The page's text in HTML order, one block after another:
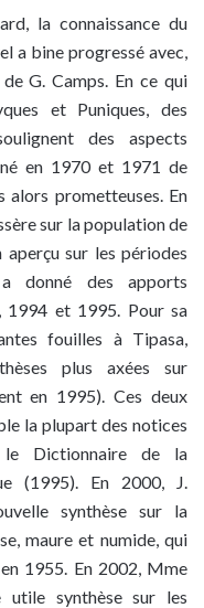
la connaissance du
a bine progressé avec,
G. Camps. En ce qui
et Puniques, des
des aspects
en 1970 et 1971 de
alors prometteuses. En
sur la population de
aperçu sur les périodes
donné des apports
1994 et 1995. Pour sa
fouilles à Tipasa,
plus axées sur
en 1995). Ces deux
la plupart des notices
le Dictionnaire de la
(1995). En 2000, J.
synthèse sur la
maure et numide, qui
1955. En 2002, Mme
utile synthèse sur les